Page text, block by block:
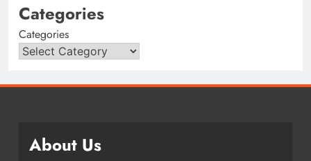
Categories
Categories
About Us